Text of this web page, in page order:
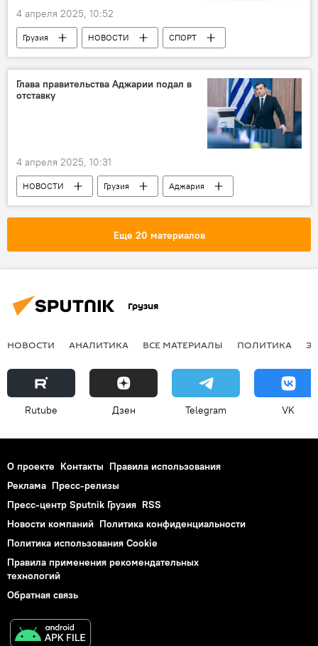
4 апреля 2025, 10:52
Грузия НОВОСТИ СПОРТ
Глава правительства Аджарии подал в
отставку
4 апреля 2025, 10:31
НОВОСТИ Грузия
Аджария
Торнике Рижвадзе
Еще 20 материалов
Грузия
НОВОСТИ АНАЛИТИКА ВСЕ МАТЕРИАЛЫ ПОЛИТИКА
Rutube Дзен Telegram VK
О проекте Контакты Правила использования
Реклама Пресс-релизы
Пресс-центр Sputnik Грузия RSS
Новости компаний Политика конфиденциальности
Политика использования Cookie
Правила применения рекомендательных
технологий
Обратная связь